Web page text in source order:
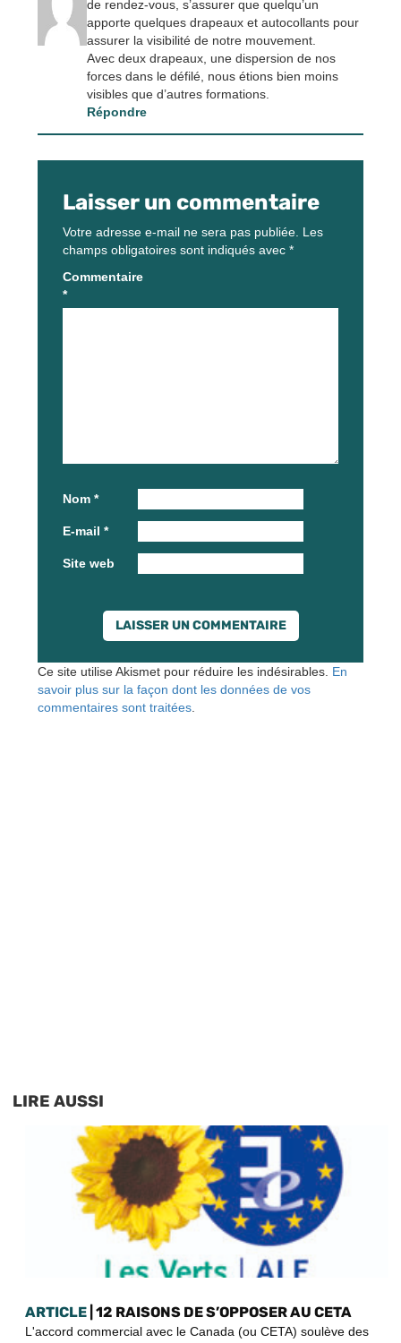
de rendez-vous, s’assurer que quelqu’un
apporte quelques drapeaux et autocollants pour
assurer la visibilité de notre mouvement.
Avec deux drapeaux, une dispersion de nos
forces dans le défilé, nous étions bien moins
visibles que d’autres formations.
Répondre
Laisser un commentaire
Votre adresse e-mail ne sera pas publiée. Les
champs obligatoires sont indiqués avec *
Commentaire
*
Nom *
E-mail *
Site web
Ce site utilise Akismet pour réduire les indésirables. En
savoir plus sur la façon dont les données de vos
commentaires sont traitées
LIRE AUSSI
ARTICLE | 12 RAISONS DE S’OPPOSER AU CETA
L'accord commercial avec le Canada (ou CETA) soulève des